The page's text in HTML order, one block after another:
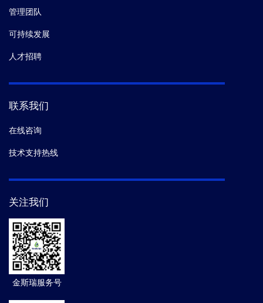
管理团队
可持续发展
人才招聘
联系我们
在线咨询
技术支持热线
关注我们
金斯瑞服务号